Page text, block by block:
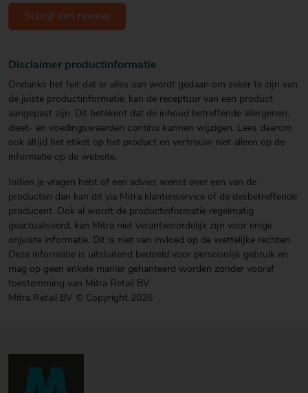
Schrijf een review
Disclaimer productinformatie
Ondanks het feit dat er alles aan wordt gedaan om zeker te zijn van
de juiste productinformatie, kan de receptuur van een product
aangepast zijn. Dit betekent dat de inhoud betreffende allergenen,
dieet- en voedingswaarden continu kunnen wijzigen. Lees daarom
ook altijd het etiket op het product en vertrouw niet alleen op de
informatie op de website.
Indien je vragen hebt of een advies wenst over een van de
producten dan kan dit via Mitra klantenservice of de desbetreffende
producent. Ook al wordt de productinformatie regelmatig
geactualiseerd, kan Mitra niet verantwoordelijk zijn voor enige
onjuiste informatie. Dit is niet van invloed op de wettelijke rechten.
Deze informatie is uitsluitend bedoeld voor persoonlijk gebruik en
mag op geen enkele manier gehanteerd worden zonder vooraf
toestemming van Mitra Retail BV.
Mitra Retail BV © Copyright 2026